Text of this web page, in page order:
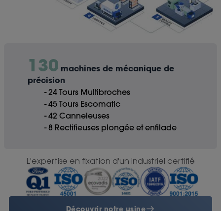
130 machines de mécanique de
précision
- 24 Tours Multibroches
- 45 Tours Escomatic
- 42 Canneleuses
- 8 Rectifieuses plongée et enfilade
L'expertise en fixation d'un industriel certifié
Découvrir notre usine